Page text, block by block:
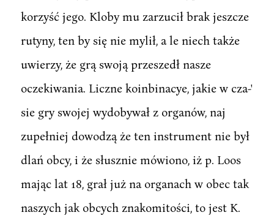
korzyść jego. Kloby mu zarzucił brak jeszcze
rutyny, ten by się nie mylił, a le niech także
uwierzy, że grą swoją przeszedł nasze
oczekiwania. Liczne koinbinacye, jakie w cza-'
sie gry swojej wydobywał z organów, naj
zupełniej dowodzą że ten instrument nie był
dlań obcy, i że słusznie mówiono, iż p. Loos
mając lat 18, grał już na organach w obec tak
naszych jak obcych znakomitości, to jest K.